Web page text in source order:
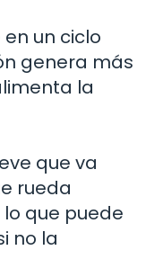
un ciclo
genera más
la
que va
rueda
que puede
no la